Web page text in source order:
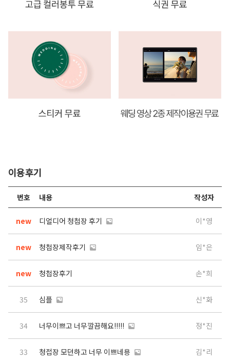
이용후기
번호 내용 작성자
new 디얼디어 청첩장 후기 이*영
new 청첩장제작후기 임*은
new 청첩장후기 손*희
35 심플 신*화
34 너무이쁘고 너무깔끔해요!!!!! 정*진
33 청접장 모던하고 너무 이쁘네용 김*리